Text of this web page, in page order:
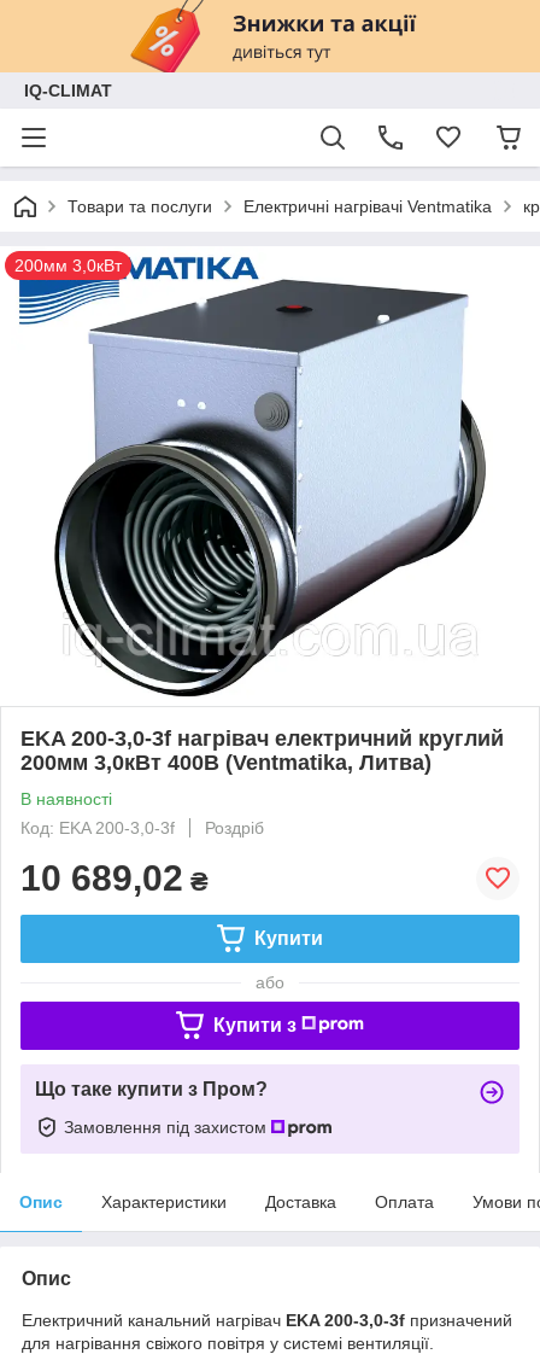
IQ-CLIMAT
Товари та послуги Електричні нагрівачі Ventmatika
200мм 3,0кВт
EKA 200-3,0-3f нагрівач електричний круглий
200мм 3,0кВт 400В (Ventmatika, Литва)
В наявності
Код: EKA 200-3,0-3f
Роздріб
10 689,02 ₴
Купити
або
Купити з
Що таке купити з Пром?
Замовлення під захистом
Опис Характеристики Доставка Оплата Умови
Опис
Електричний канальний нагрівач EKA 200-3,0-3f призначений
для нагрівання свіжого повітря у системі вентиляції.